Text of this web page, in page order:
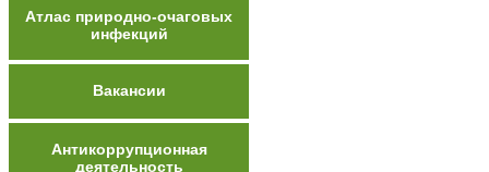
Атлас природно-очаговых
инфекций
Вакансии
Антикоррупционная
деятельность